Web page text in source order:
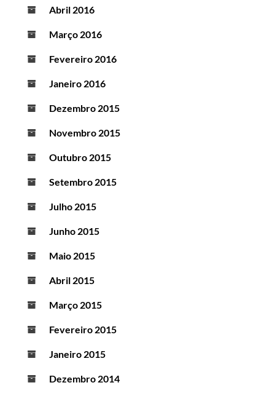
Abril 2016
Março 2016
Fevereiro 2016
Janeiro 2016
Dezembro 2015
Novembro 2015
Outubro 2015
Setembro 2015
Julho 2015
Junho 2015
Maio 2015
Abril 2015
Março 2015
Fevereiro 2015
Janeiro 2015
Dezembro 2014